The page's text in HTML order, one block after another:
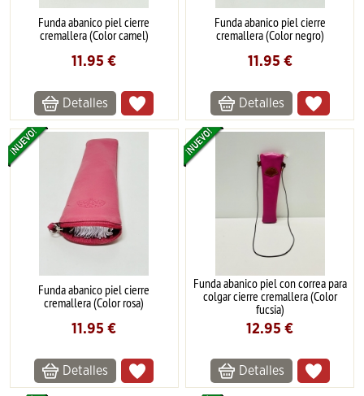
Funda abanico piel cierre
cremallera (Color camel)
11.95 €
Detalles
Funda abanico piel cierre
cremallera (Color negro)
11.95 €
Detalles
Funda abanico piel cierre
cremallera (Color rosa)
11.95 €
Detalles
Funda abanico piel con correa para
colgar cierre cremallera (Color
fucsia)
12.95 €
Detalles